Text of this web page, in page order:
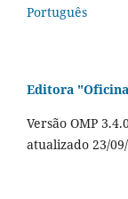
Português
Editora
Versão OMP
atualizado 23/